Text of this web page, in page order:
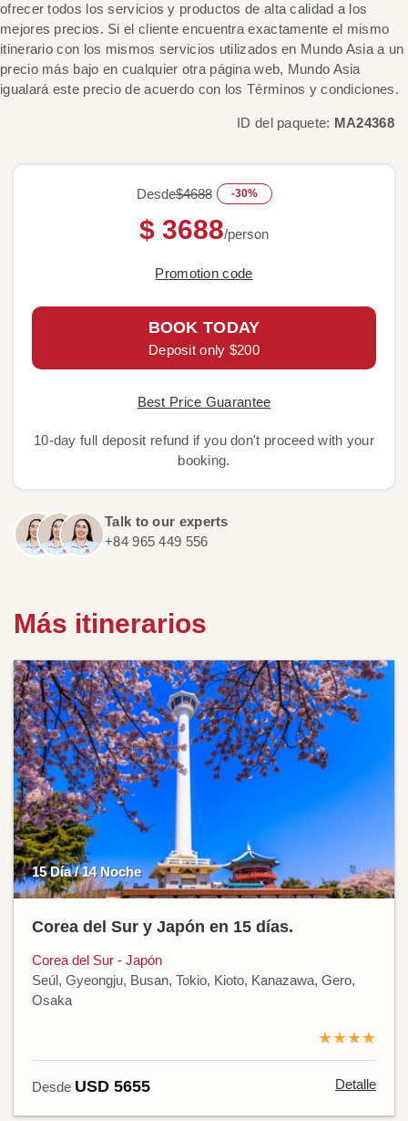
ofrecer todos los servicios y productos de alta calidad a los
mejores precios. Si el cliente encuentra exactamente el mismo
itinerario con los mismos servicios utilizados en Mundo Asia a un
precio más bajo en cualquier otra página web, Mundo Asia
igualará este precio de acuerdo con los Términos y condiciones.
ID del paquete: MA24368
Desde$4688 -30%
$ 3688/person
Promotion code
BOOK TODAY
Deposit only $200
Best Price Guarantee
10-day full deposit refund if you don't proceed with your
booking.
Talk to our experts
+84 965 449 556
Más itinerarios
15 Día / 14 Noche
Corea del Sur y Japón en 15 días.
Corea del Sur - Japón
Seúl, Gyeongju, Busan, Tokio, Kioto, Kanazawa, Gero,
Osaka
★★★★
Desde USD 5655 Detalle